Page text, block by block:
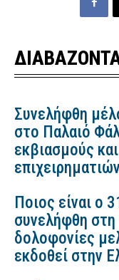
Συνελήφθη
στο Παλαιό
εκβιασμούς
επιχειρηματιών
Ποιος είναι ο
συνελήφθη στη
δολοφονίες
εκδοθεί στην